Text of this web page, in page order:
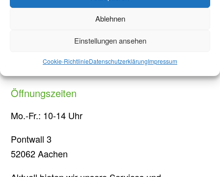
Ablehnen
Einstellungen ansehen
Cookie-RichtlinieDatenschutzerklärungImpressum
Protest in Düsseldorf: Studierende demonstrieren
Briefwahl bei Stichwahl
Kommunalwahlen in Aachen: Jede Stimme zählt!
Öffnungszeiten
Mo.-Fr.: 10-14 Uhr
Pontwall 3
52062 Aachen